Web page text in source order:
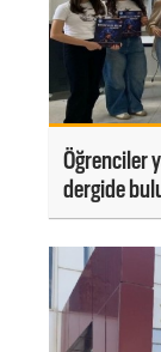
Öğrenciler
dergide